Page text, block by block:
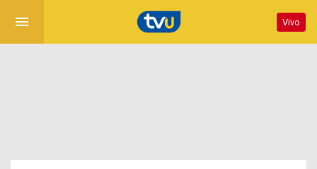
menu Vivo